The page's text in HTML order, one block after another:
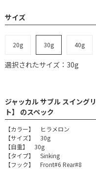
サイズ
20g 30g 40g
選択されたサイズ：30g
ジャッカル サブル スイング
ト】 のスペック
【カラー】 ヒラメロン
【サイズ】 30g
【自重】 30g
【タイプ】 Sinking
【フック】 Front#6 Rear#8